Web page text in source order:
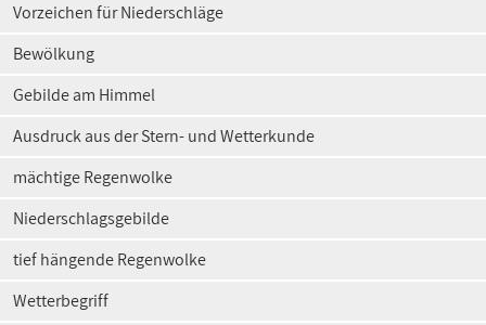
Vorzeichen für Niederschläge
Bewölkung
Gebilde am Himmel
Ausdruck aus der Stern- und Wetterkunde
mächtige Regenwolke
Niederschlagsgebilde
tief hängende Regenwolke
Wetterbegriff